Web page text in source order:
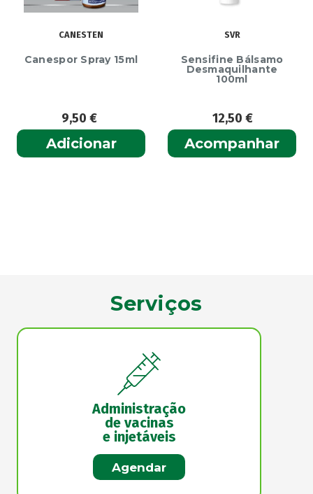
CANESTEN
Canespor Spray 15ml
9,50€
Adicionar
SVR
Sensifine Bálsamo
Desmaquilhante
100ml
12,50€
Acompanhar
Serviços
Administração
de vacinas
e injetáveis
Agendar